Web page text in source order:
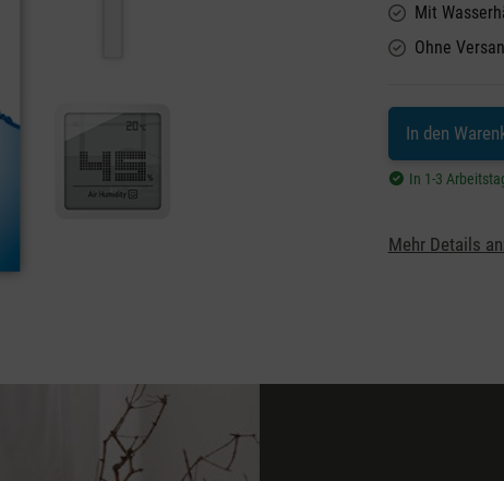
Mit
Ohne
In den
In 1-3
Mehr Details